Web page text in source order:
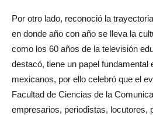
Por otro lado, reconoció la
en donde año con año se lleva la
como los 60 años de la televisión
destacó, tiene un papel fundamental
mexicanos, por ello celebró que el
Facultad de Ciencias de la
empresarios, periodistas, locutores,